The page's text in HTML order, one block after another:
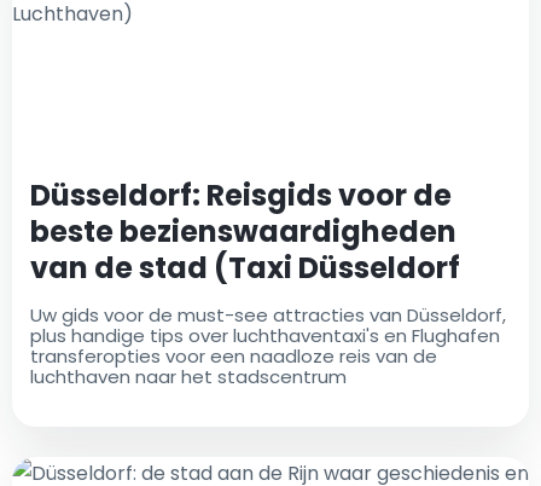
Düsseldorf: Reisgids voor de
beste bezienswaardigheden
van de stad (Taxi Düsseldorf
Luchthaven)
Uw gids voor de must-see attracties van Düsseldorf,
plus handige tips over luchthaventaxi's en Flughafen
transferopties voor een naadloze reis van de
luchthaven naar het stadscentrum